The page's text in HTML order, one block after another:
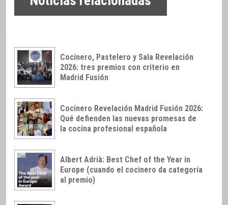
Cocinero, Pastelero y Sala Revelación
2026: tres premios con criterio en
Madrid Fusión
Cocinero Revelación Madrid Fusión 2026:
Qué defienden las nuevas promesas de
la cocina profesional española
Albert Adrià: Best Chef of the Year in
Europe (cuando el cocinero da categoría
al premio)